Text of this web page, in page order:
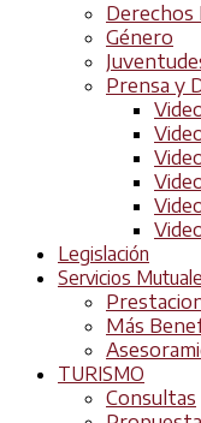
Derechos
Género
Prensa y
Legislación
Servicios
Más
TURISMO
Consultas